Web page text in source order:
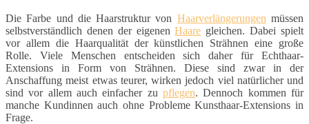
Die Farbe und die Haarstruktur von Haarverlängerungen müssen
selbstverständlich denen der eigenenHaare gleichen. Dabei spielt
vor allem die Haarqualität der künstlichen Strähnen eine große
Rolle. Viele Menschen entscheiden sich daher für Echthaar-
Extensions in Form von Strähnen. Diese sind zwar in der
Anschaffung meist etwas teurer, wirken jedoch viel natürlicher und
sind vor allem auch einfacher zu pflegen. Dennoch kommen für
manche Kundinnen auch ohne Probleme Kunsthaar-Extensions in
Frage.